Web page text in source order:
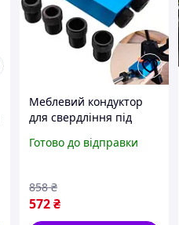
Меблевий кондуктор
для свердління під
перехідниками для
FLAME
Готово до відправки
572₴
858 ₴